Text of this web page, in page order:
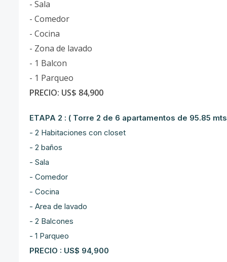
- Sala
- Comedor
- Cocina
- Zona de lavado
- 1 Balcon
- 1 Parqueo
PRECIO: US$ 84,900
ETAPA 2 : ( Torre 2 de 6 apartamentos de 95.85
- 2 Habitaciones con closet
- 2 baños
- Sala
- Comedor
- Cocina
- Area de lavado
- 2 Balcones
- 1 Parqueo
PRECIO : US$ 94,900